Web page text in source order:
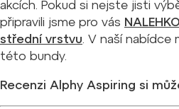
akcích. Pokud si nejste jisti
připravili jsme pro vás
střední vrstvu. V naší nabídce
této bundy.
Recenzi Alphy Aspiring si